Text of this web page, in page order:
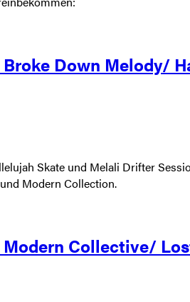
Broke Down Melody/
Skate und Melali Drifter
Modern Collection.
Collective/